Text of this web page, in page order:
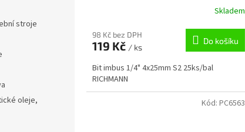
stroje
oleje,
Skladem
98 Kč bez DPH
119 Kč / ks
Do košíku
Bit imbus 1/4" 4x25mm S2 25ks/bal
RICHMANN
Kód: PC6563